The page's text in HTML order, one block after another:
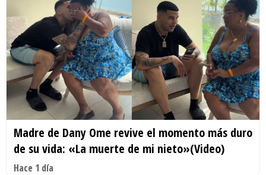
Madre de Dany Ome revive el momento más duro
de su vida: «La muerte de mi nieto»(Video)
Hace 1 día